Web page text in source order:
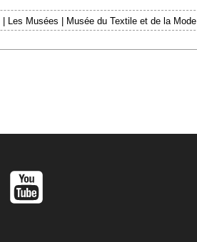
Les Musées Musée du Textile et de la Mode